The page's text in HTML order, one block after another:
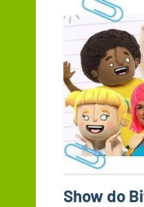
Show do